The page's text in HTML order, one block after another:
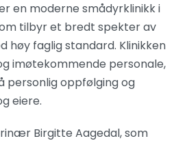
en moderne smådyrklinikk i
tilbyr et bredt spekter av
faglig standard. Klinikken
imøtekommende personale,
personlig oppfølging og
eiere.
Birgitte Aagedal, som